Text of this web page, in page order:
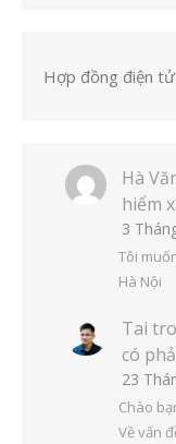
Hợp đồng điện tử
Hà
hiểm
3
Tôi
Hà Nội
Tai
có
23
Chào
Về vấn